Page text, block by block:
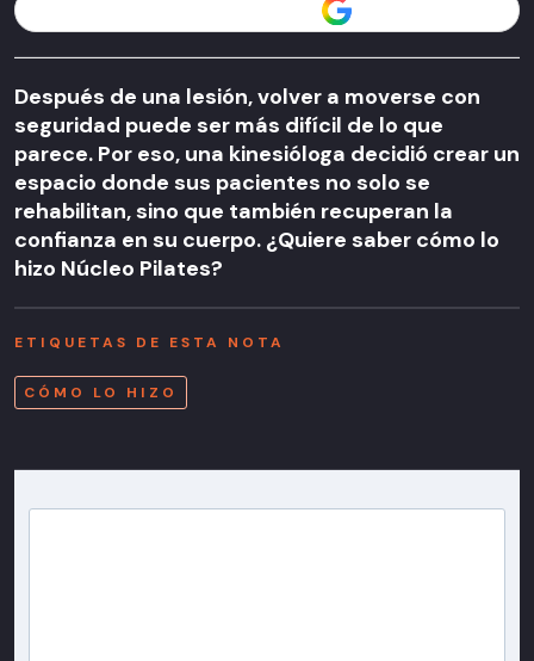
Después de una lesión, volver a moverse con
seguridad puede ser más difícil de lo que
parece. Por eso, una kinesióloga decidió crear un
espacio donde sus pacientes no solo se
rehabilitan, sino que también recuperan la
confianza en su cuerpo. ¿Quiere saber cómo lo
hizo Núcleo Pilates?
ETIQUETAS DE ESTA NOTA
CÓMO LO HIZO